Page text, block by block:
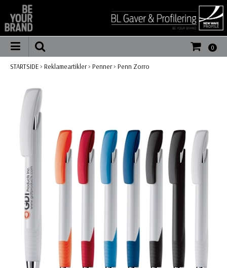
0
STARTSIDE> Reklameartikler> Penner> Penn Zorro